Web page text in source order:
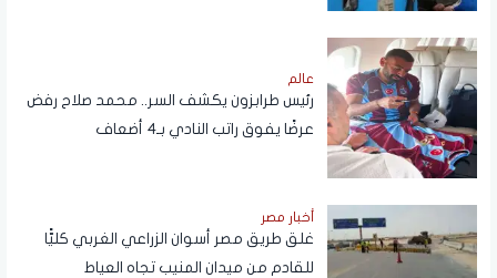
عالم
رئيس طرابزون يكشف السر.. محمد صلاح رفض
عرضًا يفوق راتب النادي بـ4 أضعاف
أخبار مصر
غلق طريق مصر أسوان الزراعي الغربي كليًّا
للقادم من ميدان المنيب تجاه العياط